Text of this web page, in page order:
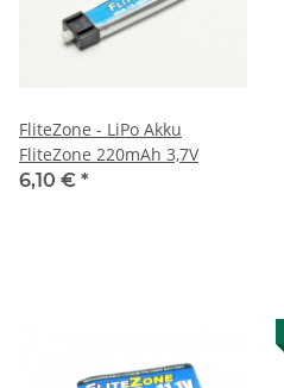
FliteZone - LiPo Akku
FliteZone 220mAh 3,7V
6,10 € *